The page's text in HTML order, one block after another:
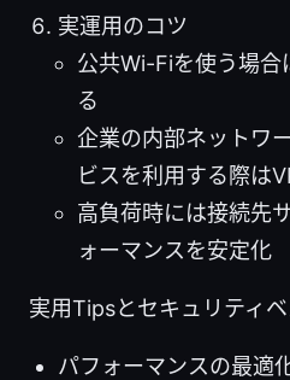
実運用のコツ
公共Wi-Fiを使う場合
る
企業の内部ネットワ
ビスを利用する際は
高負荷時には接続先
ォーマンスを安定化
実用Tipsとセキュリティ
パフォーマンスの最適